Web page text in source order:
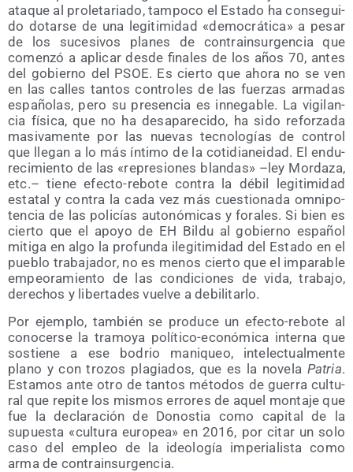
ata­que al pro­le­ta­ria­do, tam­po­co el Esta­do ha con­se­gui­
do dotar­se de una legi­ti­mi­dad «demo­crá­ti­ca» a pesar
de los suce­si­vos pla­nes de con­tra­in­sur­gen­cia que
comen­zó a apli­car des­de fina­les de los años 70, antes
del gobierno del PSOE. Es cier­to que aho­ra no se ven
en las calles tan­tos con­tro­les de las fuer­zas arma­das
espa­ño­las, pero su pre­sen­cia es inne­ga­ble. La vigi­lan­
cia físi­ca, que no ha des­apa­re­ci­do, ha sido refor­za­da
masi­va­men­te por las nue­vas tec­no­lo­gías de con­trol
que lle­gan a lo más ínti­mo de la coti­dia­nei­dad. El endu­
re­ci­mien­to de las «repre­sio­nes blan­das» –ley Mor­da­za,
etc.– tie­ne efec­to-rebo­te con­tra la débil legi­ti­mi­dad
esta­tal y con­tra la cada vez más cues­tio­na­da omni­po­
ten­cia de las poli­cías auto­nó­mi­cas y fora­les. Si bien es
cier­to que el apo­yo de EH Bil­du al gobierno espa­ñol
miti­ga en algo la pro­fun­da ile­gi­ti­mi­dad del Esta­do en el
pue­blo tra­ba­ja­dor, no es menos cier­to que el impa­ra­ble
empeo­ra­mien­to de las con­di­cio­nes de vida, tra­ba­jo,
dere­chos y liber­ta­des vuel­ve a debilitarlo.
Por ejem­plo, tam­bién se pro­du­ce un efec­to-rebo­te al
cono­cer­se la tra­mo­ya polí­ti­co-eco­nó­mi­ca inter­na que
sos­tie­ne a ese bodrio mani­queo, inte­lec­tual­men­te
plano y con tro­zos pla­gia­dos, que es la nove­la Patria.
Esta­mos ante otro de tan­tos méto­dos de gue­rra cul­tu­
ral que repi­te los mis­mos erro­res de aquel mon­ta­je que
fue la decla­ra­ción de Donos­tia como capi­tal de la
supues­ta «cul­tu­ra euro­pea» en 2016, por citar un solo
caso del empleo de la ideo­lo­gía impe­ria­lis­ta como
arma de contrainsurgencia.